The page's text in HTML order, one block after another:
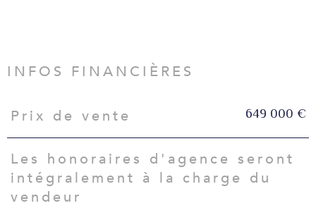
INFOS FINANCIÈRES
Caractéristiques Valeurs
Prix de vente 649 000 €
Les honoraires d'agence seront
intégralement à la charge du
vendeur